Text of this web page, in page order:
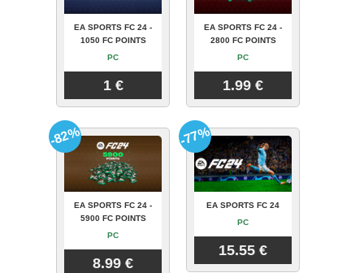
EA SPORTS FC 24 -
1050 FC POINTS
PC
1 €
EA SPORTS FC 24 -
2800 FC POINTS
PC
1.99 €
EA SPORTS FC 24 -
5900 FC POINTS
PC
8.99 €
-82%
EA SPORTS FC 24
PC
15.55 €
-77%